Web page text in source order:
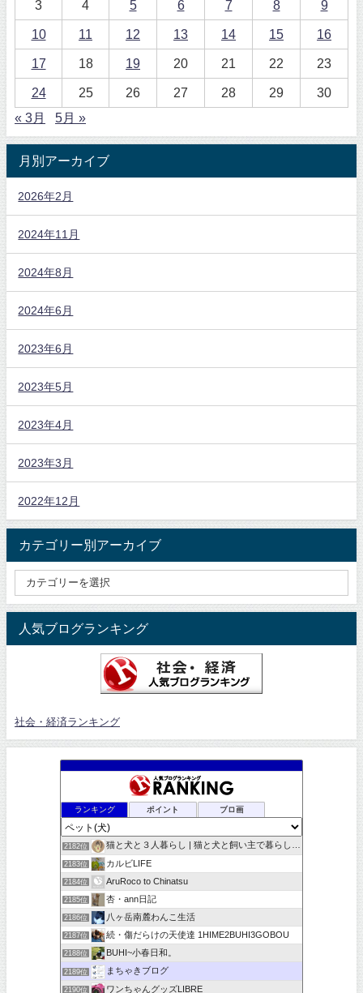
3 4 5 6 7 8 9
10 11 12 13 14 15 16
17 18 19 20 21 22 23
24 25 26 27 28 29
30
« 3月
5月 »
月別アーカイブ
2026年2月
2024年11月
2024年8月
2024年6月
2023年6月
2023年5月
2023年4月
2023年3月
2022年12月
カテゴリー別アーカイブ
人気ブログランキング
社会・経済ランキング
ランキング ポイント ブロ画
2182位 猫と犬と３人暮らし | 猫と犬と飼い主で暮らしています
2183位 カルビLIFE
2184位 AruRoco to Chinatsu
2185位 杏・ann日記
2186位 八ヶ岳南麓わんこ生活
2187位 続・傷だらけの天使達 1HIME2BUHI3GOBOU
2188位 BUHI~小春日和。
2189位 まちゃきブログ
2190位 ワンちゃんグッズLIBRE